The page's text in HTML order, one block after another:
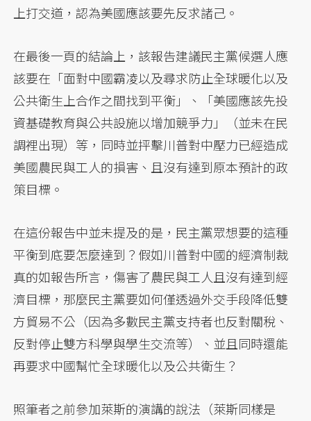
上打交道，認為美國應該要先反求諸己。
在最後一頁的結論上，該報告建議民主黨候選人應
該要在「面對中國霸凌以及尋求防止全球暖化以及
公共衛生上合作之間找到平衡」、「美國應該先投
資基礎教育與公共設施以增加競爭力」（並未在民
調裡出現）等，同時並抨擊川普對中壓力已經造成
美國農民與工人的損害、且沒有達到原本預計的政
策目標。
在這份報告中並未提及的是，民主黨眾想要的這種
平衡到底要怎麼達到？假如川普對中國的經濟制裁
真的如報告所言，傷害了農民與工人且沒有達到經
濟目標，那麼民主黨要如何僅透過外交手段降低雙
方貿易不公（因為多數民主黨支持者也反對關稅、
反對停止雙方科學與學生交流等）、並且同時還能
再要求中國幫忙全球暖化以及公共衛生？
照筆者之前參加萊斯的演講的說法（萊斯同樣是